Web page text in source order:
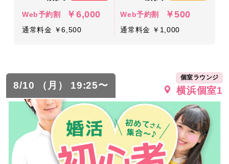
Web予約割 ￥6,000
通常料金 ￥6,500
Web予約割 ￥500
通常料金 ￥1,000
8/10 （月） 19:25〜
個室ラウンジ
横浜個室1